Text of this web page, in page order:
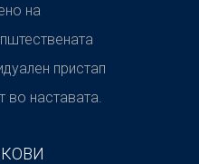
на
пристап
во наставата.